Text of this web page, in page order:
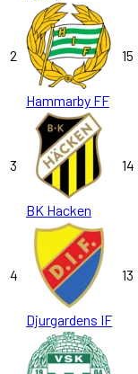
2
Hammarby FF
15
3
BK Hacken
14
4
Djurgardens IF
13